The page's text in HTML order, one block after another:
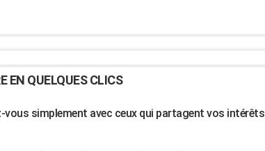
EN QUELQUES CLICS
vous simplement avec ceux qui partagent vos intérêts